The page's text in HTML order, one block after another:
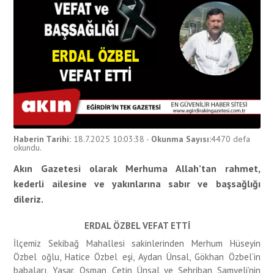
Haberin Tarihi: 18.7.2025 10:03:38 - Okunma Sayısı:4470 defa
okundu.
Akın Gazetesi olarak Merhuma Allah’tan rahmet,
kederli ailesine ve yakınlarına sabır ve başsağlığı
dileriz.
ERDAL ÖZBEL VEFAT ETTİ
İlçemiz Sekibağ Mahallesi sakinlerinden Merhum Hüseyin
Özbel oğlu, Hatice Özbel eşi, Aydan Ünsal, Gökhan Özbel’in
babaları, Yaşar, Osman, Çetin Ünsal ve Şehriban Samyeli’nin